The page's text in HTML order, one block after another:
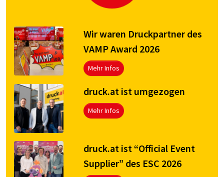
Wir waren Druckpartner des
VAMP Award 2026
Mehr Infos
druck.at ist umgezogen
Mehr Infos
druck.at ist “Official Event
Supplier” des ESC 2026